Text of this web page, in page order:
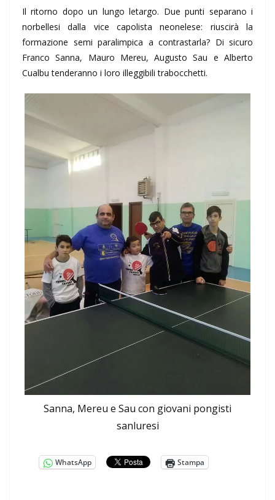
Il ritorno dopo un lungo letargo. Due punti separano i
norbellesi dalla vice capolista neonelese: riuscirà la
formazione semi paralimpica a contrastarla? Di sicuro
Franco Sanna, Mauro Mereu, Augusto Sau e Alberto
Cualbu tenderanno i loro illeggibili trabocchetti.
Sanna, Mereu e Sau con giovani pongisti
sanluresi
WhatsApp Stampa